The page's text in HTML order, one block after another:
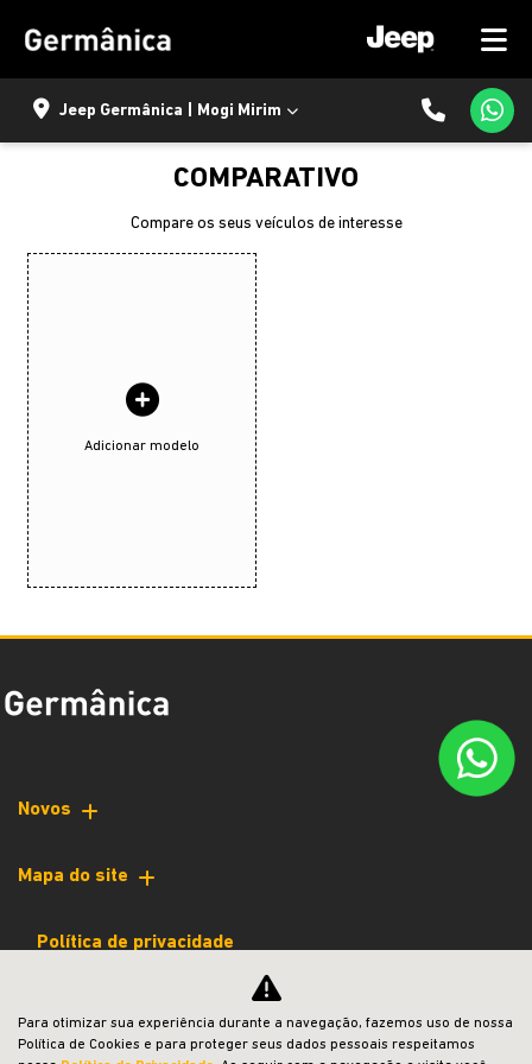
Jeep Germânica | Mogi Mirim
COMPARATIVO
Compare os seus veículos de interesse
Adicionar modelo
Novos
Mapa do site
Política de privacidade
jeep
Para otimizar sua experiência durante a navegação, fazemos uso de nossa
Política de Cookies e para proteger seus dados pessoais respeitamos